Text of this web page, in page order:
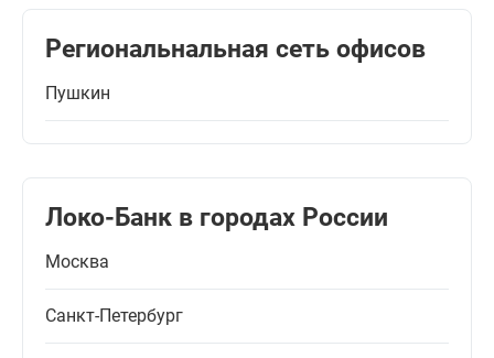
Региональнальная сеть офисов
Пушкин
Локо-Банк в городах России
Москва
Санкт-Петербург